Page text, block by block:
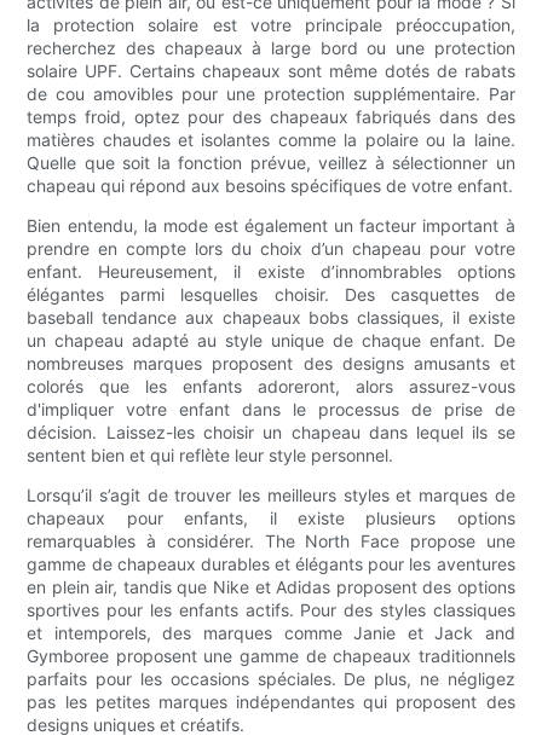
la protection solaire est votre principale préoccupation,
recherchez des chapeaux à large bord ou une protection
solaire UPF. Certains chapeaux sont même dotés de rabats
de cou amovibles pour une protection supplémentaire. Par
temps froid, optez pour des chapeaux fabriqués dans des
matières chaudes et isolantes comme la polaire ou la laine.
Quelle que soit la fonction prévue, veillez à sélectionner un
chapeau qui répond aux besoins spécifiques de votre enfant.
Bien entendu, la mode est également un facteur important à
prendre en compte lors du choix d’un chapeau pour votre
enfant. Heureusement, il existe d’innombrables options
élégantes parmi lesquelles choisir. Des casquettes de
baseball tendance aux chapeaux bobs classiques, il existe
un chapeau adapté au style unique de chaque enfant. De
nombreuses marques proposent des designs amusants et
colorés que les enfants adoreront, alors assurez-vous
d'impliquer votre enfant dans le processus de prise de
décision. Laissez-les choisir un chapeau dans lequel ils se
sentent bien et qui reflète leur style personnel.
Lorsqu’il s’agit de trouver les meilleurs styles et marques de
chapeaux pour enfants, il existe plusieurs options
remarquables à considérer. The North Face propose une
gamme de chapeaux durables et élégants pour les aventures
en plein air, tandis que Nike et Adidas proposent des options
sportives pour les enfants actifs. Pour des styles classiques
et intemporels, des marques comme Janie et Jack and
Gymboree proposent une gamme de chapeaux traditionnels
parfaits pour les occasions spéciales. De plus, ne négligez
pas les petites marques indépendantes qui proposent des
designs uniques et créatifs.